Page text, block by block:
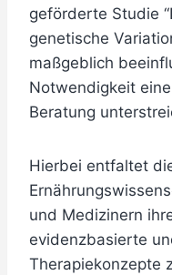
geförderte Studie
genetische
maßgeblich
Notwendigkeit
Beratung
Hierbei entfaltet
und Medizinern
evidenzbasierte
Therapiekonzepte